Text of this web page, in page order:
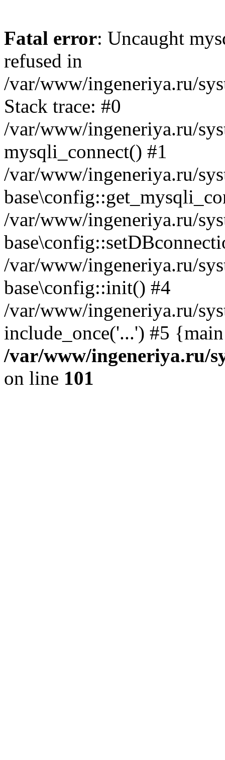
Fatal error: Uncaught
refused in
/var/www/ingeneriya.ru/
Stack trace: #0
/var/www/ingeneriya.ru/
mysqli_connect() #1
/var/www/ingeneriya.ru/
/var/www/ingeneriya.ru/
/var/www/ingeneriya.ru/
base\config::init() #4
/var/www/ingeneriya.ru/
include_once('...') #5
/var/www/ingeneriya.ru/
on line 101